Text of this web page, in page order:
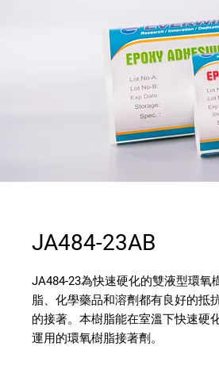
JA484-23AB
JA484-23為快速硬化的雙液型環
脂、化學藥品和溶劑都有良好的抵
的接著。本樹脂能在室溫下快速硬
運用的環氧樹脂接著劑。